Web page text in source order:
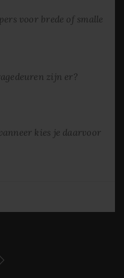
voor brede of smalle
zijn er?
kies je daarvoor